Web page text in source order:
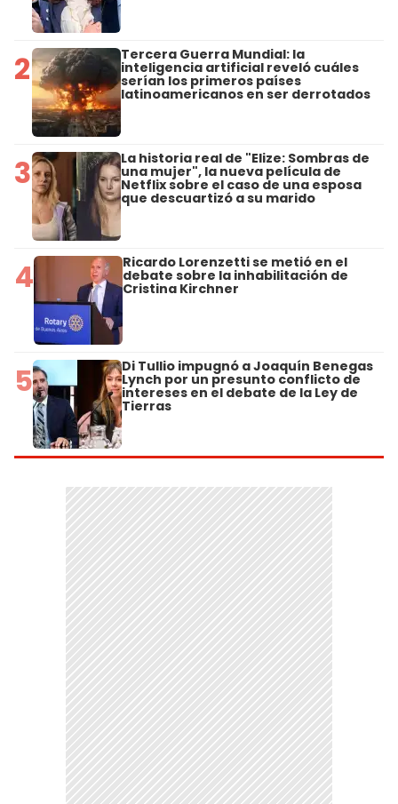
2 Tercera Guerra Mundial: la
inteligencia artificial reveló cuáles
serían los primeros países
latinoamericanos en ser derrotados
3 La historia real de "Elize: Sombras de
una mujer", la nueva película de
Netflix sobre el caso de una esposa
que descuartizó a su marido
4 Ricardo Lorenzetti se metió en el
debate sobre la inhabilitación de
Cristina Kirchner
5 Di Tullio impugnó a Joaquín Benegas
Lynch por un presunto conflicto de
intereses en el debate de la Ley de
Tierras